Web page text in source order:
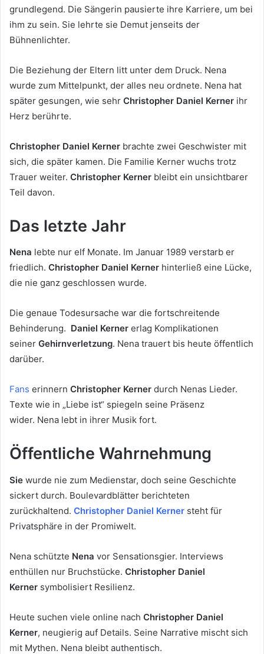
grundlegend. Die Sängerin pausierte ihre Karriere, um bei
ihm zu sein. Sie lehrte sie Demut jenseits der
Bühnenlichter.
Die Beziehung der Eltern litt unter dem Druck. Nena
wurde zum Mittelpunkt, der alles neu ordnete. Nena hat
später gesungen, wie sehr Christopher Daniel Kerner ihr
Herz berührte.
Christopher Daniel Kerner brachte zwei Geschwister mit
sich, die später kamen. Die Familie Kerner wuchs trotz
Trauer weiter. Christopher Kerner bleibt ein unsichtbarer
Teil davon.
Das letzte Jahr
Nena lebte nur elf Monate. Im Januar 1989 verstarb er
friedlich. Christopher Daniel Kerner hinterließ eine Lücke,
die nie ganz geschlossen wurde.
Die genaue Todesursache war die fortschreitende
Behinderung. Daniel Kerner erlag Komplikationen
seiner Gehirnverletzung. Nena trauert bis heute öffentlich
darüber.
Fans erinnern Christopher Kerner durch Nenas Lieder.
Texte wie in „Liebe ist“ spiegeln seine Präsenz
wider. Nena lebt in ihrer Musik fort.
Öffentliche Wahrnehmung
Sie wurde nie zum Medienstar, doch seine Geschichte
sickert durch. Boulevardblätter berichteten
zurückhaltend. Christopher Daniel Kerner steht für
Privatsphäre in der Promiwelt.
Nena schützte Nena vor Sensationsgier. Interviews
enthüllen nur Bruchstücke. Christopher Daniel
Kerner symbolisiert Resilienz.
Heute suchen viele online nach Christopher Daniel
Kerner, neugierig auf Details. Seine Narrative mischt sich
mit Mythen. Nena bleibt authentisch.